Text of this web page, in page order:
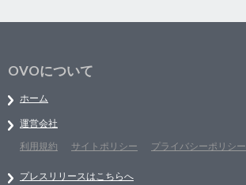
OVOについて
ホーム
運営会社
利用規約
サイトポリシー プライバシーポリシー
プレスリリースはこちらへ